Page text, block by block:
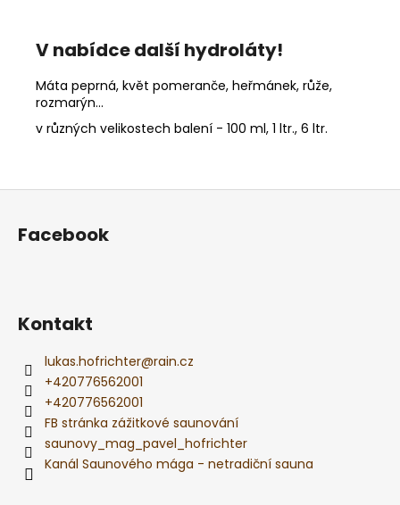
V nabídce další hydroláty!
Máta peprná, květ pomeranče, heřmánek, růže,
rozmarýn...
v různých velikostech balení - 100 ml, 1 ltr., 6 ltr.
Z
Facebook
Kontakt
lukas.hofrichter@rain.cz
+420776562001
+420776562001
FB stránka zážitkové saunování
saunovy_mag_pavel_hofrichter
Kanál Saunového mága - netradiční sauna